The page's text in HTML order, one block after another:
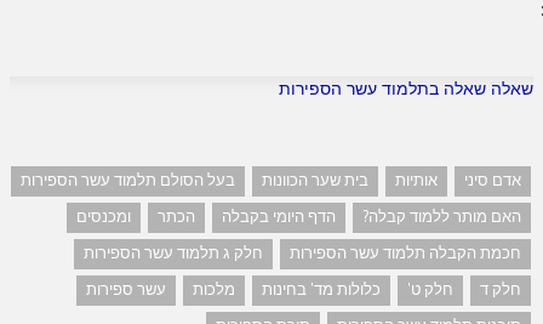
שאלה שאלה בתלמוד עשר הספירות
אדם סיני אותיות בית שער הכוונות
בעל הסולם תלמוד עשר הספירות
האם מותר ללמוד קבלה?
הדף היומי בקבלה הכתר
ומכנסים
חכמת הקבלה תלמוד עשר הספירות
חלק ג תלמוד עשר הספירות
חלק ד
חלק ט' כלולות מד' בחינות מלכות
עשר ספירות